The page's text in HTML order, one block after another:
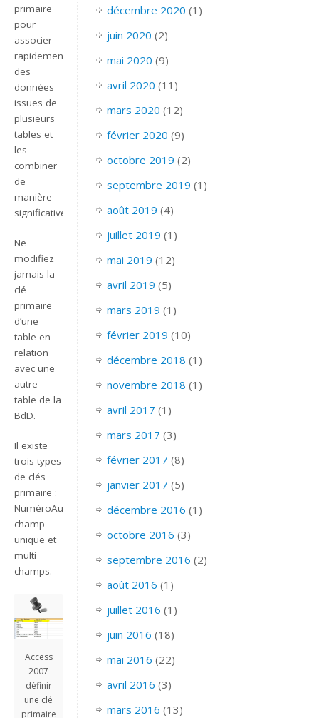
primaire
pour
associer
rapidement
des
données
issues de
plusieurs
tables et
les
combiner
de
manière
significative.
Ne
modifiez
jamais la
clé
primaire
d’une
table en
relation
avec une
autre
table de la
BdD.
Il existe
trois types
de clés
primaire :
NuméroAuto,
champ
unique et
multi
champs.
Access
2007
définir
une clé
primaire
décembre 2020 (1)
juin 2020 (2)
mai 2020 (9)
avril 2020 (11)
mars 2020 (12)
février 2020 (9)
octobre 2019 (2)
septembre 2019 (1)
août 2019 (4)
juillet 2019 (1)
mai 2019 (12)
avril 2019 (5)
mars 2019 (1)
février 2019 (10)
décembre 2018 (1)
novembre 2018 (1)
avril 2017 (1)
mars 2017 (3)
février 2017 (8)
janvier 2017 (5)
décembre 2016 (1)
octobre 2016 (3)
septembre 2016 (2)
août 2016 (1)
juillet 2016 (1)
juin 2016 (18)
mai 2016 (22)
avril 2016 (3)
mars 2016 (13)